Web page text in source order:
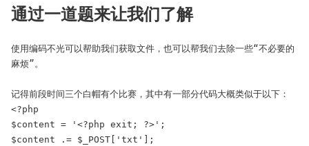
通过一道题来让我们了解
使用编码不光可以帮助我们获取文件，也可以帮我们去除一些“不必要的
麻烦”。
记得前段时间三个白帽有个比赛，其中有一部分代码大概类似于以下：
<?php
$content = '<?php exit; ?>';
$content .= $_POST['txt'];